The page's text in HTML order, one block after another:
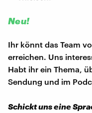
Neu!
Ihr könnt das Team
erreichen. Uns
Habt ihr ein Thema,
Sendung und im
Schickt uns eine